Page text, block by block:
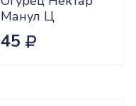
Манул Ц
45